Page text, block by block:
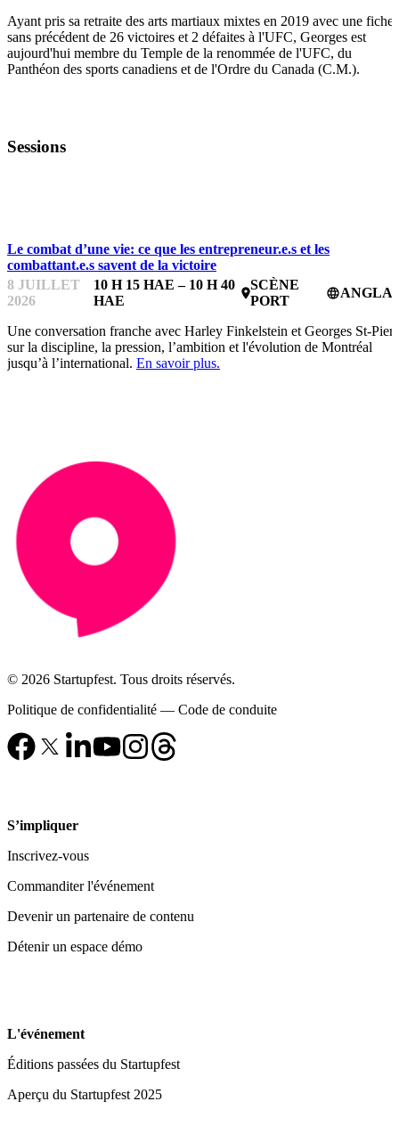
Ayant pris sa retraite des arts martiaux mixtes en 2019 avec une fiche
sans précédent de 26 victoires et 2 défaites à l'UFC, Georges est
aujourd'hui membre du Temple de la renommée de l'UFC, du
Panthéon des sports canadiens et de l'Ordre du Canada (C.M.).
Sessions
Le combat d’une vie: ce que les entrepreneur.e.s et les
combattant.e.s savent de la victoire
8 JUILLET
2026
10 H 15 HAE – 10 H 40
HAE
place
SCÈNE
PORT
language
Une conversation franche avec Harley Finkelstein et Georges St-
sur la discipline, la pression, l’ambition et l'évolution de Montréal
jusqu’à l’international. En savoir plus.
© 2026 Startupfest. Tous droits réservés.
Politique de confidentialité — Code de conduite
S’impliquer
Inscrivez-vous
Commanditer l'événement
Devenir un partenaire de contenu
Détenir un espace démo
L'événement
Éditions passées du Startupfest
Aperçu du Startupfest 2025